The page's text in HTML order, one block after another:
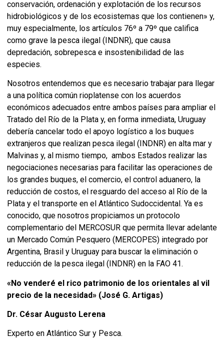
conservación, ordenación y explotación de los recursos
hidrobiológicos y de los ecosistemas que los contienen» y,
muy especialmente, los artículos 76º a 79º que califica
como grave la pesca ilegal (INDNR), que causa
depredación, sobrepesca e insostenibilidad de las
especies.
Nosotros entendemos que es necesario trabajar para llegar
a una política común rioplatense con los acuerdos
económicos adecuados entre ambos países para ampliar el
Tratado del Río de la Plata y, en forma inmediata, Uruguay
debería cancelar todo el apoyo logístico a los buques
extranjeros que realizan pesca ilegal (INDNR) en alta mar y
Malvinas y, al mismo tiempo, ambos Estados realizar las
negociaciones necesarias para facilitar las operaciones de
los grandes buques, el comercio, el control aduanero, la
reducción de costos, el resguardo del acceso al Río de la
Plata y el transporte en el Atlántico Sudoccidental. Ya es
conocido, que nosotros propiciamos un protocolo
complementario del MERCOSUR que permita llevar adelante
un Mercado Común Pesquero (MERCOPES) integrado por
Argentina, Brasil y Uruguay para buscar la eliminación o
reducción de la pesca ilegal (INDNR) en la FAO 41.
«No venderé el rico patrimonio de los orientales al vil
precio de la necesidad» (José G. Artigas)
Dr. César Augusto Lerena
Experto en Atlántico Sur y Pesca.